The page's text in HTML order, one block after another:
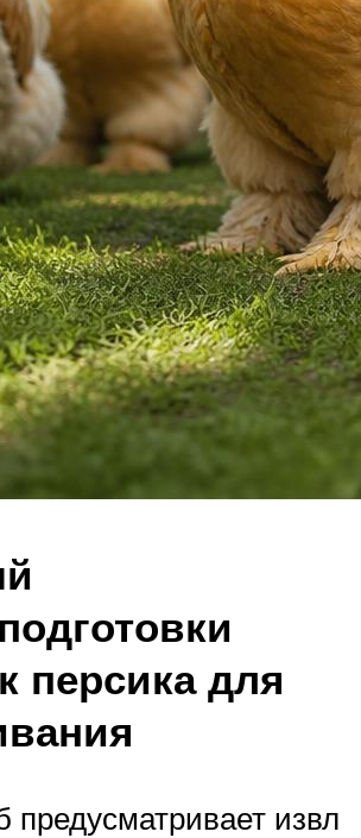
персика для
предусматривает извл